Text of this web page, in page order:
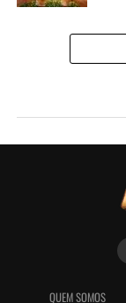
QUEM SOMOS